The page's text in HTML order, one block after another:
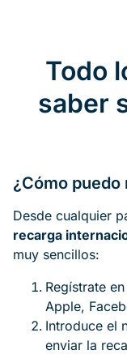
Todo
saber
¿Cómo
Desde cualquier
recarga
muy sencillos:
Regístrate
Apple,
Introduce el
enviar la